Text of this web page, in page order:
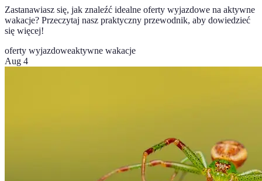
Zastanawiasz się, jak znaleźć idealne oferty wyjazdowe na aktywne
wakacje? Przeczytaj nasz praktyczny przewodnik, aby dowiedzieć
się więcej!
oferty wyjazdoweaktywne wakacje
Aug 4